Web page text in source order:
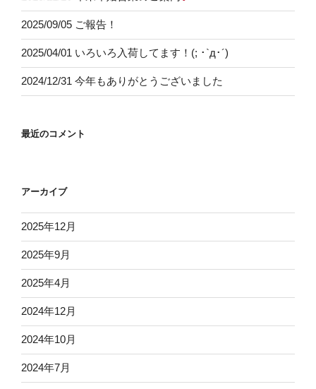
2025/09/05 ご報告！
2025/04/01 いろいろ入荷してます！(; ･`д･´)
2024/12/31 今年もありがとうございました
最近のコメント
アーカイブ
2025年12月
2025年9月
2025年4月
2024年12月
2024年10月
2024年7月